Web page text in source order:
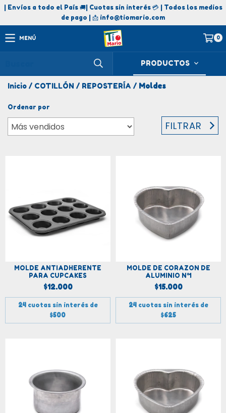
| Envíos a todo el País 🚚| Cuotas sin interés 💳 | Todos los medios
de pago | 📩 info@tiomario.com
MENÚ 0
PRODUCTOS
Inicio / COTILLÓN / REPOSTERÍA / Moldes
Ordenar por
FILTRAR
MOLDE ANTIADHERENTE
PARA CUPCAKES
$12.000
24 cuotas sin interés de
$500
MOLDE DE CORAZON DE
ALUMINIO N°1
$15.000
24 cuotas sin interés de
$625